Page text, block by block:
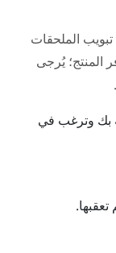
الملحقات
المنتج؛ يُرجى
بك وترغب في